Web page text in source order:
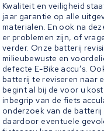
Kwaliteit en veiligheid
jaar garantie op alle
materialen. En ook na
er problemen zijn, of
verder. Onze batterij
milieubewuste en
defecte E-Bike accu’s.
batterij te reviseren naar
begint al bij de voor u
inbegrip van de fiets
onderzoek van de
daardoor eventuele